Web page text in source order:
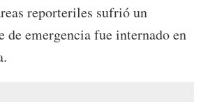
reporteriles sufrió un
de emergencia fue internado en